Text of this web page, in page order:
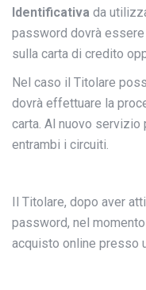
Identificativa da
password dovrà
sulla carta di credito
Nel caso il Titolare
dovrà effettuare la
carta. Al nuovo servizio
entrambi i circuiti.
Il Titolare, dopo aver
password, nel
acquisto online presso